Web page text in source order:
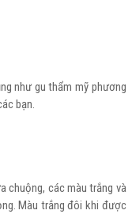
như gu thẩm mỹ phương
bạn.
chuộng, các màu trắng và
Màu trắng đôi khi được